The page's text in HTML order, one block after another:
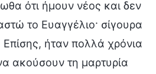
ότι ήμουν νέος και δεν
το Ευαγγέλιο· σίγουρα
ήταν πολλά χρόνια
ακούσουν τη μαρτυρία